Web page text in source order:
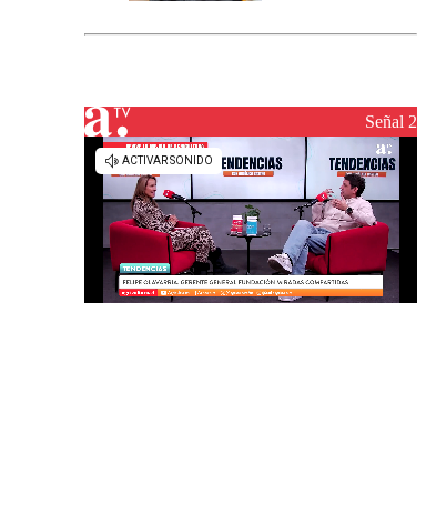
el fin de la
reconstrucciónSeñal 2